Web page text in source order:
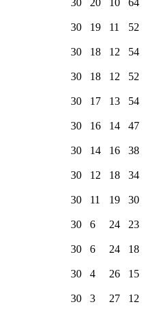
30 20 10 64
30 19 11 52
30 18 12 54
30 18 12 52
30 17 13 54
30 16 14 47
30 14 16 38
30 12 18 34
30 11 19 30
30 6 24 23
30 6 24 18
30 4 26 15
30 3 27 12